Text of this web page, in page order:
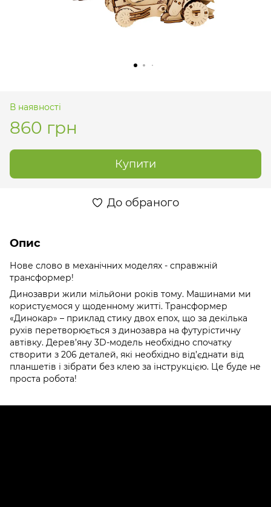
В наявності
860 грн
Купити
До обраного
Опис
Нове слово в механічних моделях - справжній
трансформер!
Динозаври жили мільйони років тому. Машинами ми
користуємося у щоденному житті. Трансформер
«Динокар» – приклад стику двох епох, що за декілька
рухів перетворюється з динозавра на футурістичну
автівку. Дерев’яну 3D-модель необхідно спочатку
створити з 206 деталей, які необхідно від’єднати від
планшетів і зібрати без клею за інструкцією. Це буде не
проста робота!